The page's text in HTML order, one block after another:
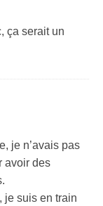
ça serait un
je n’avais pas
avoir des
je suis en train